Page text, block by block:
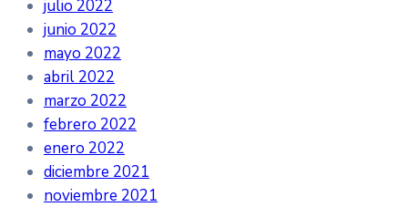
julio 2022
junio 2022
mayo 2022
abril 2022
marzo 2022
febrero 2022
enero 2022
diciembre 2021
noviembre 2021